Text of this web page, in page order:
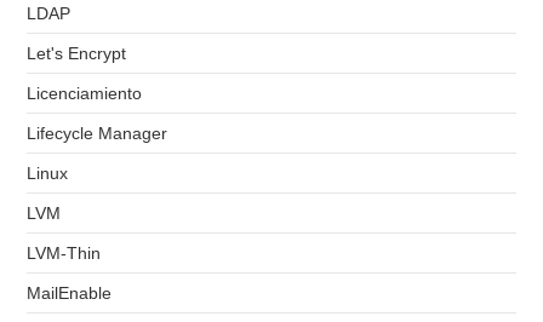
LDAP
Let's Encrypt
Licenciamiento
Lifecycle Manager
Linux
LVM
LVM-Thin
MailEnable